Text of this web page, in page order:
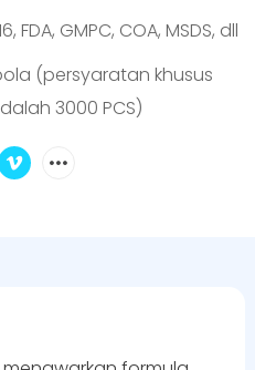
FDA, GMPC, COA, MSDS, dll
(persyaratan khusus
3000 PCS)